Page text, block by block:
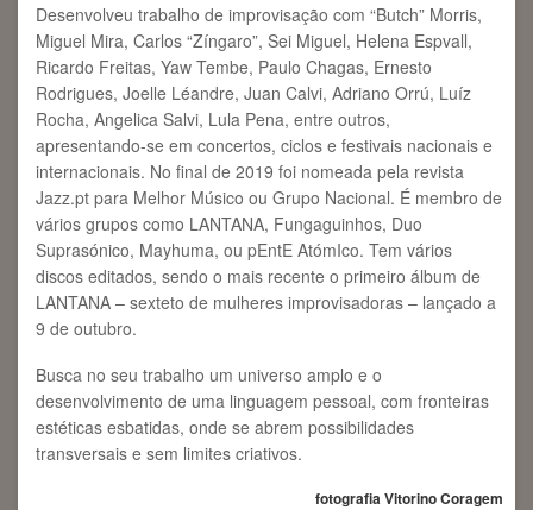
Desenvolveu trabalho de improvisação com “Butch” Morris,
Miguel Mira, Carlos “Zíngaro”, Sei Miguel, Helena Espvall,
Ricardo Freitas, Yaw Tembe, Paulo Chagas, Ernesto
Rodrigues, Joelle Léandre, Juan Calvi, Adriano Orrú, Luíz
Rocha, Angelica Salvi, Lula Pena, entre outros,
apresentando-se em concertos, ciclos e festivais nacionais e
internacionais. No final de 2019 foi nomeada pela revista
Jazz.pt para Melhor Músico ou Grupo Nacional. É membro de
vários grupos como LANTANA, Fungaguinhos, Duo
Suprasónico, Mayhuma, ou pEntE AtómIco. Tem vários
discos editados, sendo o mais recente o primeiro álbum de
LANTANA – sexteto de mulheres improvisadoras – lançado a
9 de outubro.
Busca no seu trabalho um universo amplo e o
desenvolvimento de uma linguagem pessoal, com fronteiras
estéticas esbatidas, onde se abrem possibilidades
transversais e sem limites criativos.
fotografia Vitorino Coragem